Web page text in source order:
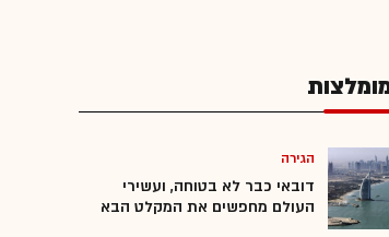
הגירה
דובאי כבר לא בטוחה, ועשירי
העולם מחפשים את המקלט הבא